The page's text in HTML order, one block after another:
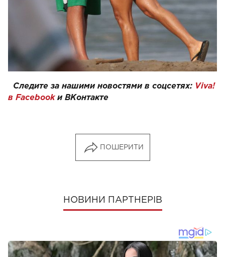
Следите за нашими новостями в соцсетях: Viva!
в Facebookи ВКонтакте
ПОШЕРИТИ
НОВИНИ ПАРТНЕРІВ